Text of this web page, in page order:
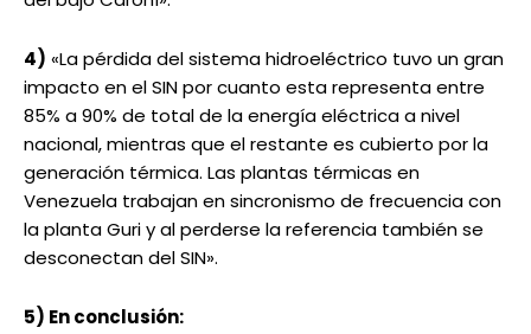
4) «La pérdida del sistema hidroeléctrico tuvo un gran
impacto en el SIN por cuanto esta representa entre
85% a 90% de total de la energía eléctrica a nivel
nacional, mientras que el restante es cubierto por la
generación térmica. Las plantas térmicas en
Venezuela trabajan en sincronismo de frecuencia con
la planta Guri y al perderse la referencia también se
desconectan del SIN».
5) En conclusión: